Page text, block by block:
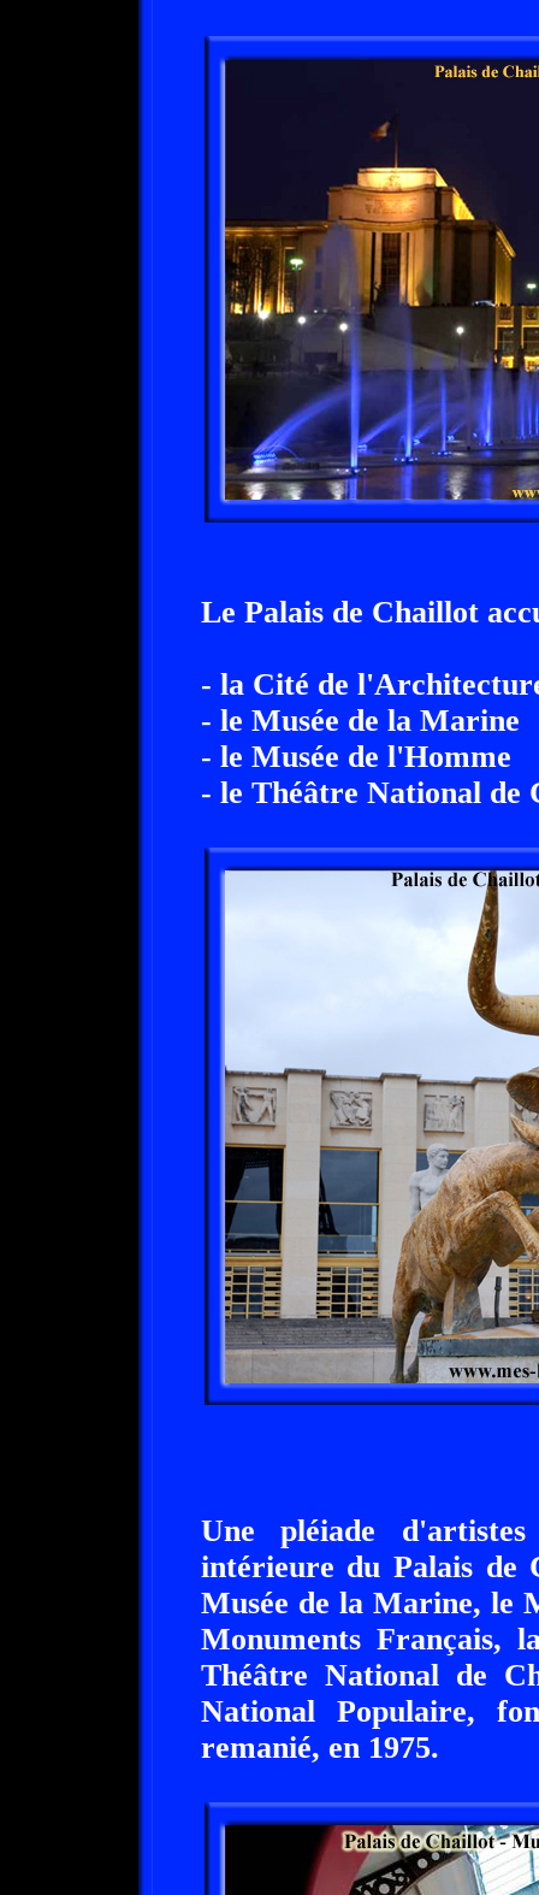
Le Palais de Chaillot
- la Cité de
- le Musée de la Marine
- le Musée de l'Homme
- le Théâtre National de
Une pléiade
intérieure du Palais de
Musée de la Marine, le
Monuments Français,
Théâtre National de
National Populaire,
remanié, en 1975.